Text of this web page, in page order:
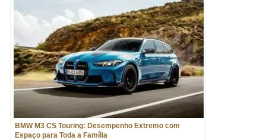
BMW M3 CS Touring: Desempenho Extremo com
Espaço para Toda a Família